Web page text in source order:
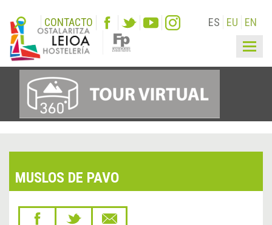
CONTACTO ES EU EN
MUSLOS DE PAVO